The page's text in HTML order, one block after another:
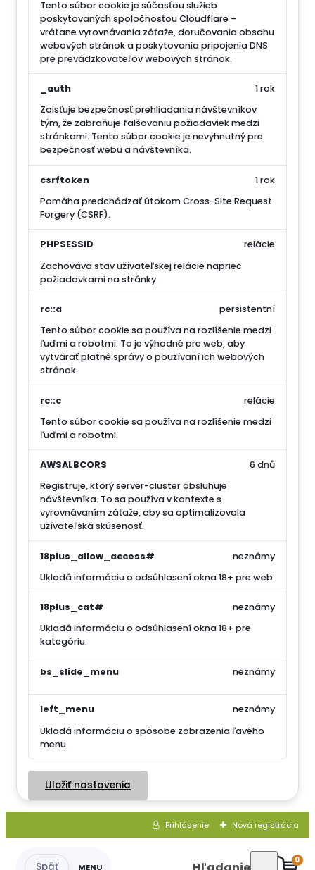
Tento súbor cookie je súčasťou služieb
poskytovaných spoločnosťou Cloudflare –
vrátane vyrovnávania záťaže, doručovania obsahu
webových stránok a poskytovania pripojenia DNS
pre prevádzkovateľov webových stránok.
_auth
Zaisťuje bezpečnosť prehliadania návštevníkov
tým, že zabraňuje falšovaniu požiadaviek medzi
stránkami. Tento súbor cookie je nevyhnutný pre
bezpečnosť webu a návštevníka.
1 rok
csrftoken
Pomáha predchádzať útokom Cross-Site Request
Forgery (CSRF).
1 rok
PHPSESSID
Zachováva stav užívateľskej relácie naprieč
požiadavkami na stránky.
relácie
rc::a
Tento súbor cookie sa používa na rozlíšenie medzi
ľuďmi a robotmi. To je výhodné pre web, aby
vytvárať platné správy o používaní ich webových
stránok.
persistentní
rc::c
Tento súbor cookie sa používa na rozlíšenie medzi
ľuďmi a robotmi.
relácie
AWSALBCORS
Registruje, ktorý server-cluster obsluhuje
návštevníka. To sa používa v kontexte s
vyrovnávaním záťaže, aby sa optimalizovala
užívateľská skúsenosť.
6 dnů
18plus_allow_access#
Ukladá informáciu o odsúhlasení okna 18+ pre web.
neznámy
18plus_cat#
Ukladá informáciu o odsúhlasení okna 18+ pre
kategóriu.
neznámy
bs_slide_menu neznámy
left_menu
Ukladá informáciu o spôsobe zobrazenia ľavého
menu.
neznámy
Uložiť nastavenia
Prihlásenie Nová registrácia
0